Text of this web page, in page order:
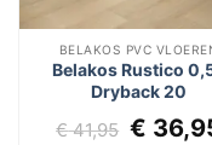
BELAKOS PVC
Belakos Rustico
Dryback 20
€41,95 €